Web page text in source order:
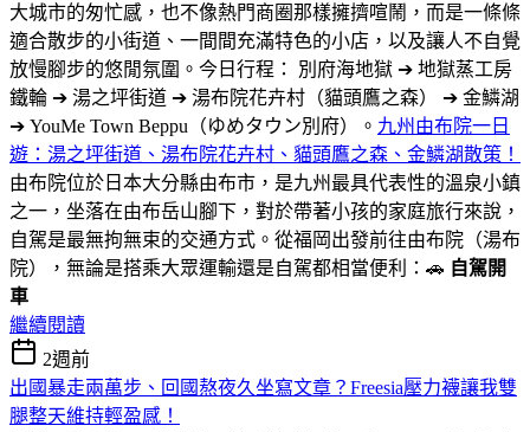
大城市的匆忙感，也不像熱門商圈那樣擁擠喧鬧，而是一條條
適合散步的小街道、一間間充滿特色的小店，以及讓人不自覺
放慢腳步的悠閒氛圍。今日行程： 別府海地獄 ➔ 地獄蒸工房
鐵輪 ➔ 湯之坪街道 ➔ 湯布院花卉村（貓頭鷹之森） ➔ 金鱗湖
➔ YouMe Town Beppu（ゆめタウン別府）。 九州由布院一日
遊：湯之坪街道、湯布院花卉村、貓頭鷹之森、金鱗湖散策！
由布院位於日本大分縣由布市，是九州最具代表性的溫泉小鎮
之一，坐落在由布岳山腳下，對於帶著小孩的家庭旅行來說，
自駕是最無拘無束的交通方式。從福岡出發前往由布院（湯布
院），無論是搭乘大眾運輸還是自駕都相當便利：🚗 自駕開
車
繼續閱讀
2週前
出國暴走兩萬步、回國熬夜久坐寫文章？Freesia壓力襪讓我雙
腿整天維持輕盈感！